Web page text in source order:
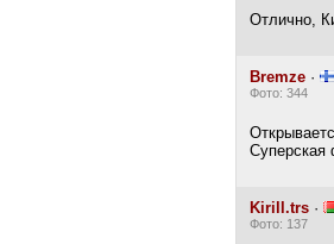
Отлично,
Bremze ·
Фото: 344
Суперская
Kirill.trs ·
Фото: 137